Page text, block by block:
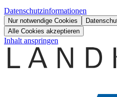
Datenschutzinformationen
Nur notwendige Cookies
Alle Cookies akzeptieren
Inhalt anspringen